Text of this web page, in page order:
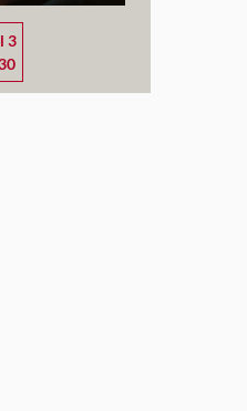
3